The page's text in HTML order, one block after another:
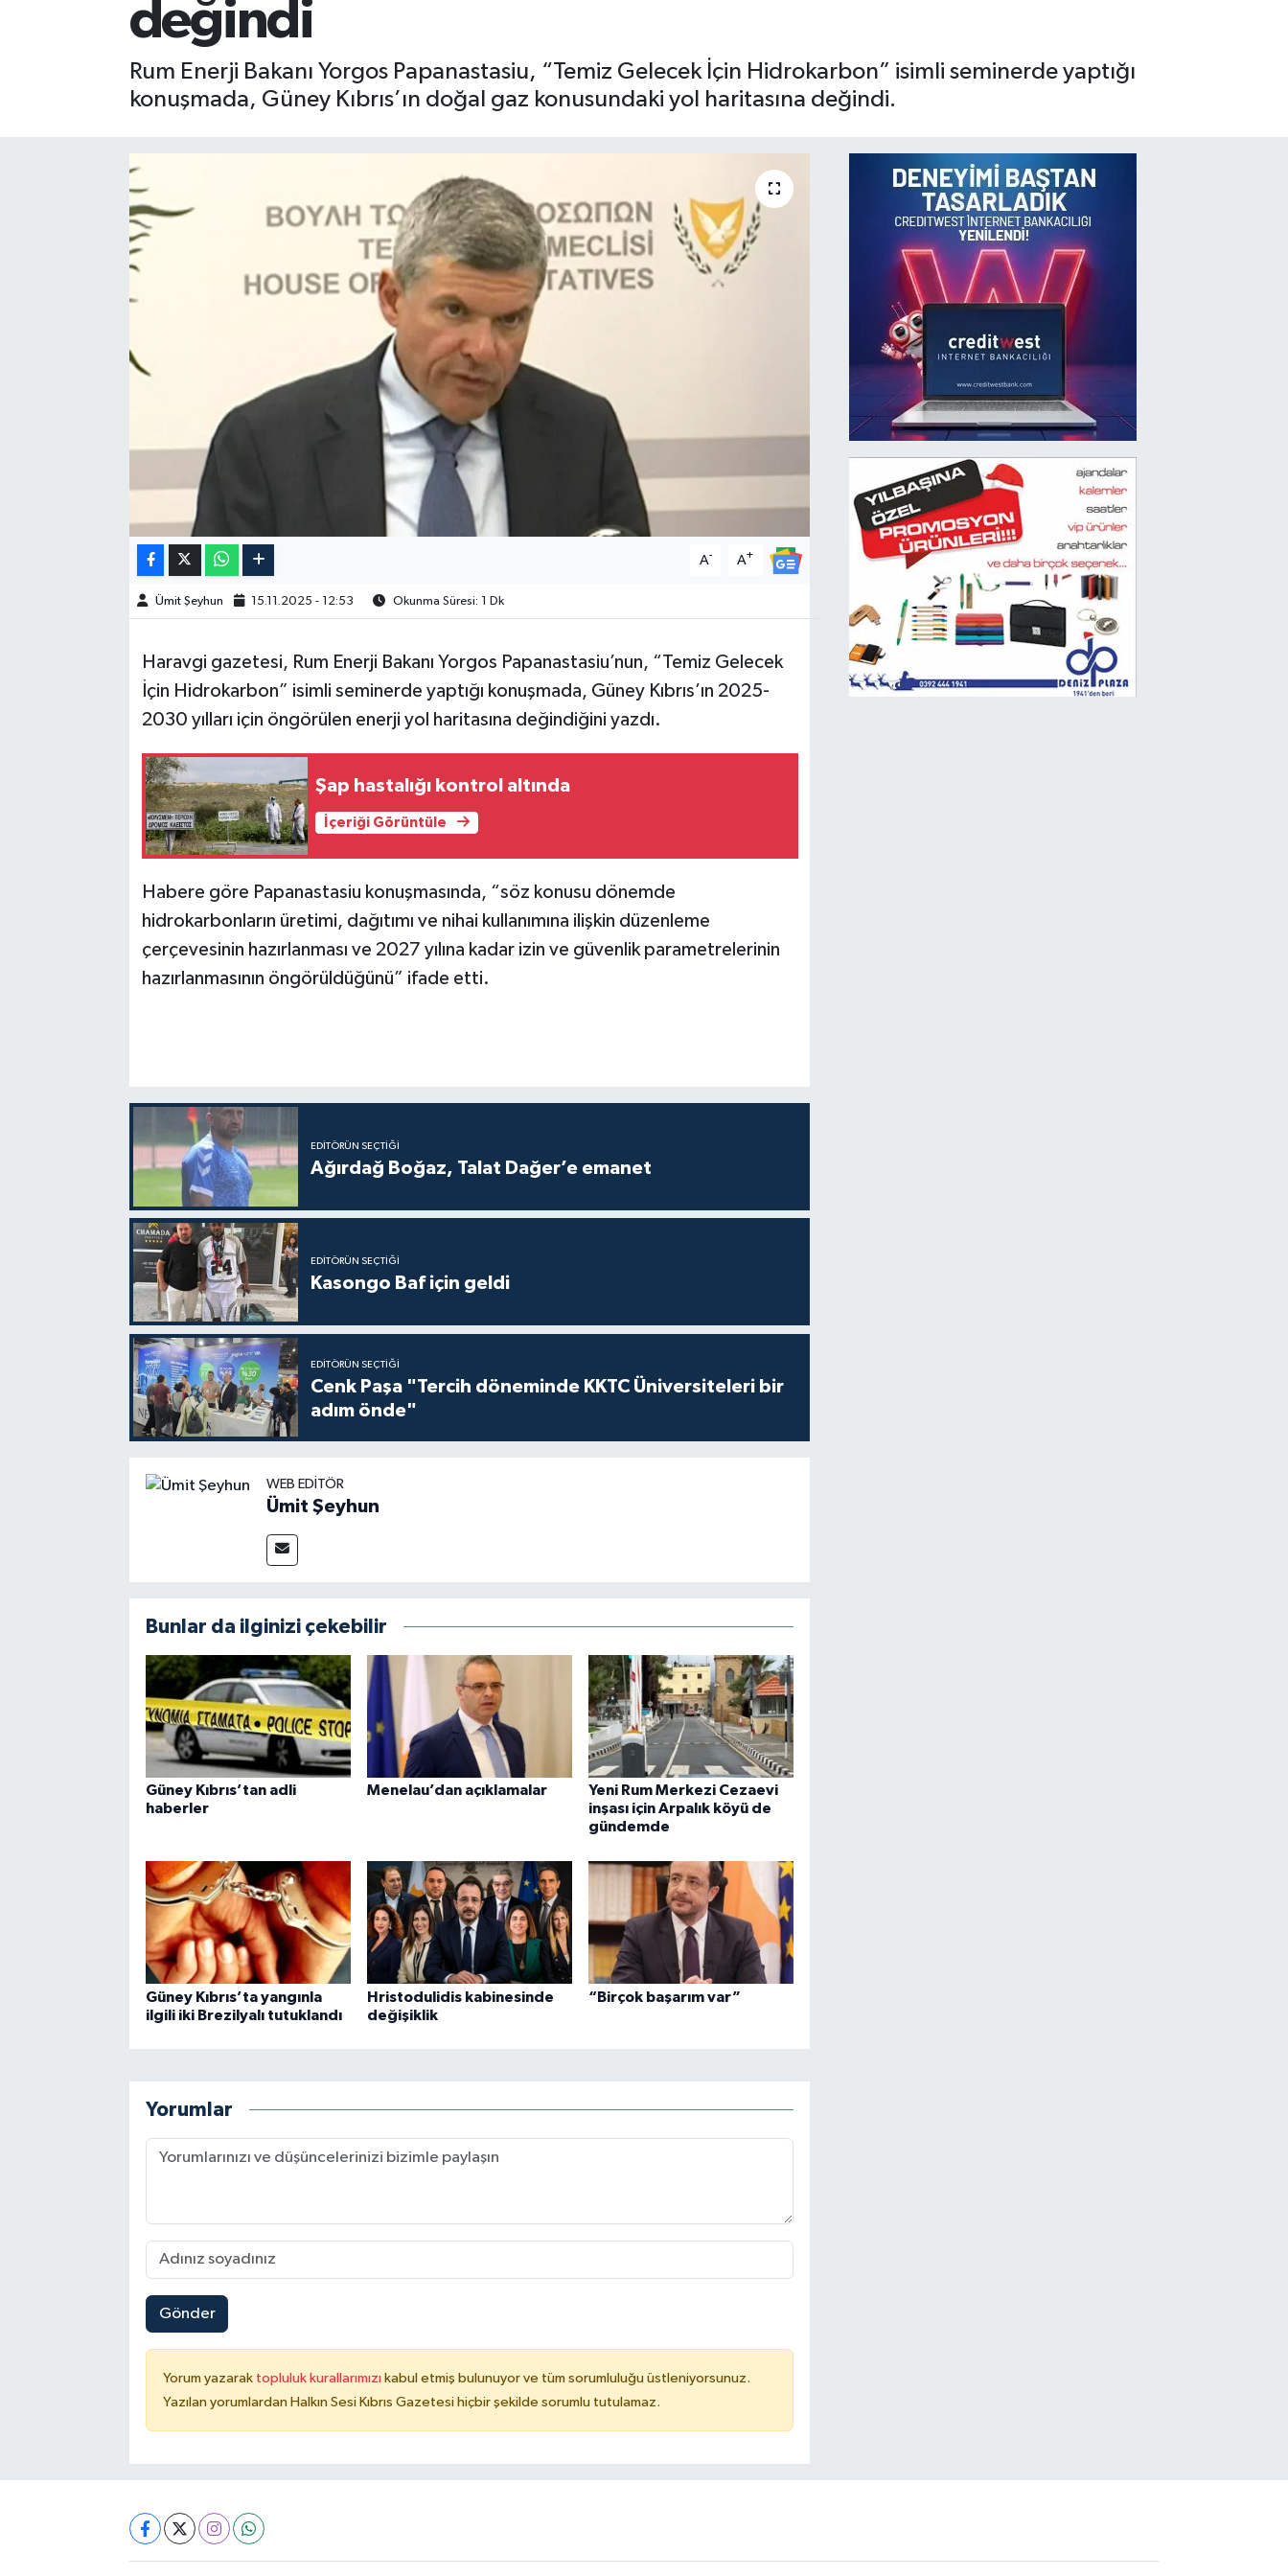
değindi
Rum Enerji Bakanı Yorgos Papanastasiu, “Temiz Gelecek İçin Hidrokarbon” isimli seminerde yaptığı
konuşmada, Güney Kıbrıs’ın doğal gaz konusundaki yol haritasına değindi.
A- A+
Ümit Şeyhun 15.11.2025 - 12:53 Okunma Süresi: 1 Dk
Haravgi gazetesi, Rum Enerji Bakanı Yorgos Papanastasiu’nun, “Temiz Gelecek
İçin Hidrokarbon” isimli seminerde yaptığı konuşmada, Güney Kıbrıs’ın 2025-
2030 yılları için öngörülen enerji yol haritasına değindiğini yazdı.
Şap hastalığı kontrol altında
İçeriği Görüntüle
Habere göre Papanastasiu konuşmasında, “söz konusu dönemde
hidrokarbonların üretimi, dağıtımı ve nihai kullanımına ilişkin düzenleme
çerçevesinin hazırlanması ve 2027 yılına kadar izin ve güvenlik parametrelerinin
hazırlanmasının öngörüldüğünü” ifade etti.
EDITÖRÜN SEÇTIĞI
Ağırdağ Boğaz, Talat Dağer’e emanet
EDITÖRÜN SEÇTIĞI
Kasongo Baf için geldi
EDITÖRÜN SEÇTIĞI
Cenk Paşa "Tercih döneminde KKTC Üniversiteleri bir
adım önde"
WEB EDITÖR
Ümit Şeyhun
Bunlar da ilginizi çekebilir
Güney Kıbrıs’tan adli
haberler
Menelau’dan açıklamalar
Yeni Rum Merkezi Cezaevi
inşası için Arpalık köyü de
gündemde
Güney Kıbrıs’ta yangınla
ilgili iki Brezilyalı tutuklandı
Hristodulidis kabinesinde
değişiklik
“Birçok başarım var”
Yorumlar
Gönder
Yorum yazarak topluluk kurallarımızı kabul etmiş bulunuyor ve tüm sorumluluğu üstleniyorsunuz.
Yazılan yorumlardan Halkın Sesi Kıbrıs Gazetesi hiçbir şekilde sorumlu tutulamaz.